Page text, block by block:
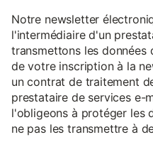
Notre newsletter
l'intermédiaire d'un
transmettons les données
de votre inscription à la
un contrat de traitement
prestataire de services e-
l'obligeons à protéger les
ne pas les transmettre à